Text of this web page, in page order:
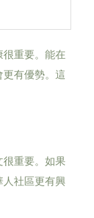
很重要。能在
有優勢。這
很重要。如果
人社區更有興